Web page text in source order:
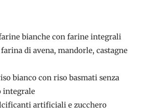
bianche con farine integrali
di avena, mandorle, castagne
bianco con riso basmati senza
integrale
artificiali e zucchero